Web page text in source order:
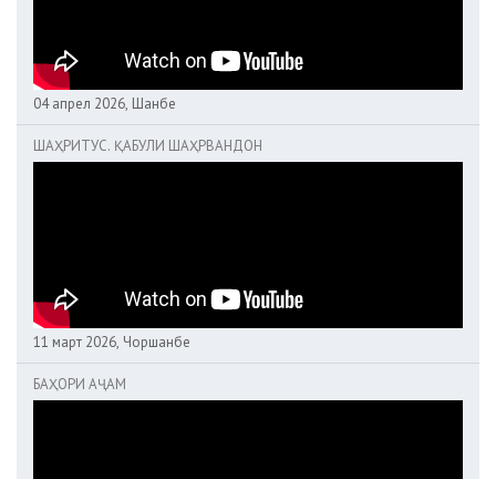
04 апрел 2026, Шанбе
ШАҲРИТУС. ҚАБУЛИ ШАҲРВАНДОН
11 март 2026, Чоршанбе
БАҲОРИ АҶАМ